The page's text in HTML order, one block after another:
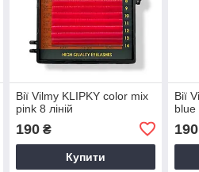
Вії Vilmy KLIPKY color mix
pink 8 ліній
190₴
Купити
Вії
blue
190